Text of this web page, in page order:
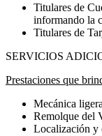
Titulares de
informando la
Titulares de
SERVICIOS
Prestaciones que
Mecánica ligera
Remolque del
Localización y